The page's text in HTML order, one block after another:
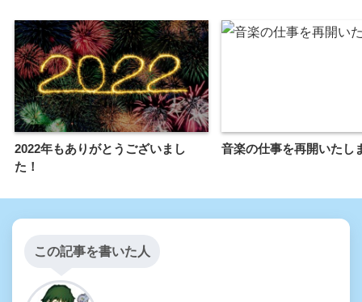
2022年もありがとうございまし
た！
音楽の仕事を再開いたし
この記事を書いた人